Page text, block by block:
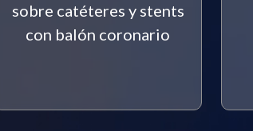
sobre catéteres y stents
con balón coronario